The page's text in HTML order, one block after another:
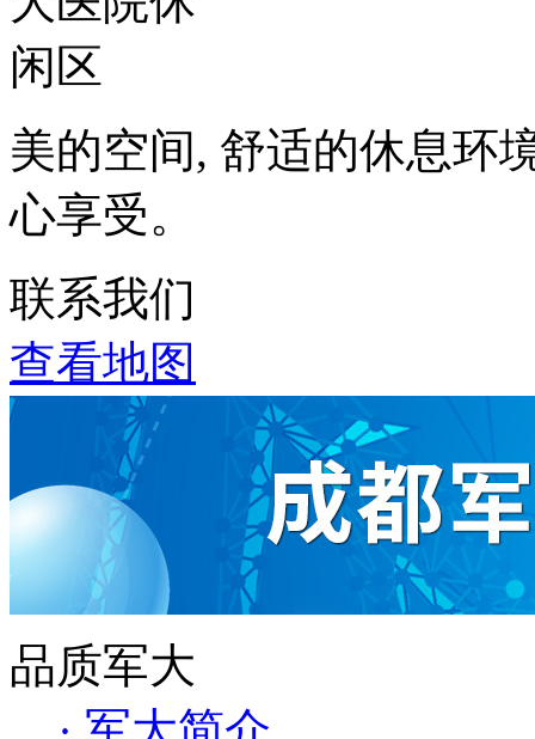
美的空间, 舒适的休息环
心享受。
联系我们
查看地图
品质军大